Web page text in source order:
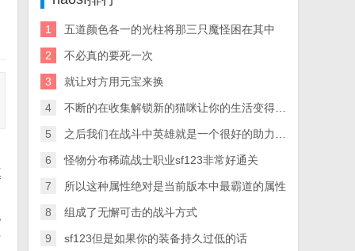
1 五道颜色各一的光柱将那三只魔怪困在其中
2 不必真的要死一次
3 就让对方用元宝来换
4 不断的在收集解锁新的猫咪让你的生活变得元气满满
5 之后我们在战斗中英雄就是一个很好的助力能够然给我们的战斗更加轻松
6 怪物分布稀疏战士职业sf123非常好通关
7 所以这种属性绝对是当前版本中最霸道的属性
8 组成了无懈可击的战斗方式
9 sf123但是如果你的装备持久过低的话